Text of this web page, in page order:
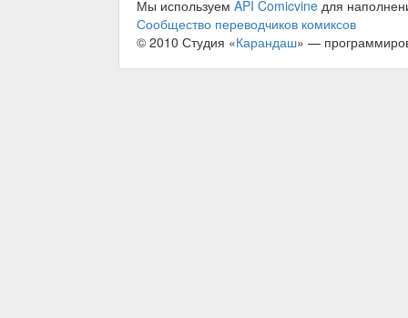
Мы используем API Comicvine для
Сообщество переводчиков комиксов
© 2010 Студия «Карандаш» —